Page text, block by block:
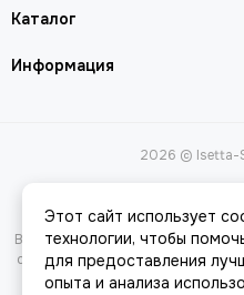
Каталог
Информация
2026 © Isetta-
Вся представленная на сайте
стоимости товаров и услуг,
каких условиях не является
Этот сайт использует
технологии, чтобы
для предоставления
опыта и анализа